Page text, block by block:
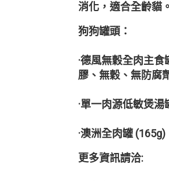
消化，適合全齡貓。
狗狗罐頭：
·德風無穀全肉主
膠、無穀、無防腐
·單一肉源低敏煲
·澳洲全肉罐
更多資訊請洽: